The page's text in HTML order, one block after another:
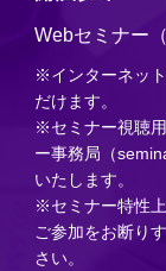
Webセミナー
※インターネッ
だけます。
※セミナー視聴
ー事務局（
いたします。
※セミナー特性
ご参加をお断り
さい。